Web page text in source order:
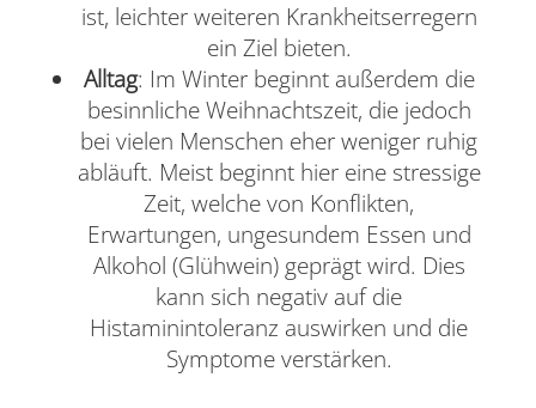
ist, leichter weiteren Krankheitserregern
ein Ziel bieten.
Alltag: Im Winter beginnt außerdem die
besinnliche Weihnachtszeit, die jedoch
bei vielen Menschen eher weniger ruhig
abläuft. Meist beginnt hier eine stressige
Zeit, welche von Konflikten,
Erwartungen, ungesundem Essen und
Alkohol (Glühwein) geprägt wird. Dies
kann sich negativ auf die
Histaminintoleranz auswirken und die
Symptome verstärken.